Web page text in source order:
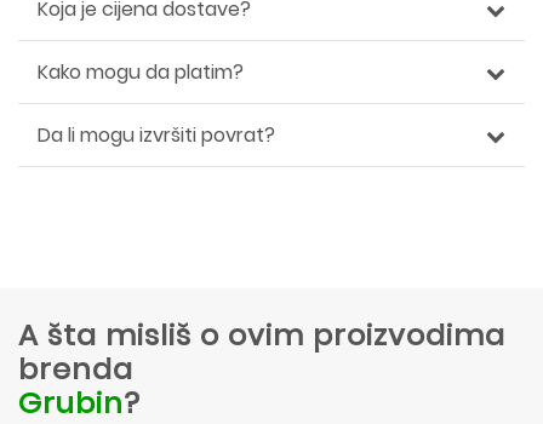
Koja je cijena dostave?
Kako mogu da platim?
Da li mogu izvršiti povrat?
A šta misliš o ovim proizvodima
brenda
Grubin?